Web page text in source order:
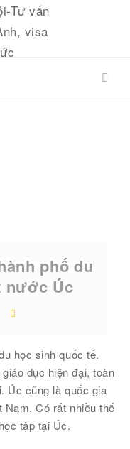
phố du
nước Úc
học sinh quốc tế.
dục hiện đại, toàn
Úc cũng là quốc gia
Có rất nhiều thế
tập tại Úc.